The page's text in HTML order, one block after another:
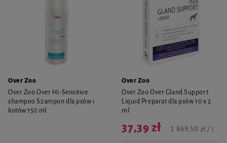
Over Zoo
Over Zoo Over Hi-Sensitive
shampoo Szampon dla psów i
kotów 150 ml
Over Zoo
Over Zoo Over Gland Support
Liquid Preparat dla psów 10 x 2
ml
37,39 zł 1 869,50 zł / l